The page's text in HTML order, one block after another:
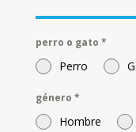
perro o gato *
Perro
género *
Hombre